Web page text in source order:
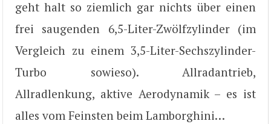
geht halt so ziemlich gar nichts über einen
frei saugenden 6,5-Liter-Zwölfzylinder (im
Vergleich zu einem 3,5-Liter-Sechszylinder-
Turbo sowieso). Allradantrieb,
Allradlenkung, aktive Aerodynamik – es ist
alles vom Feinsten beim Lamborghini…